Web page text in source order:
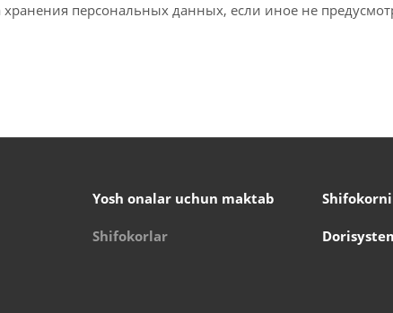
хранения персональных данных, если иное не
Yosh onalar uchun maktab
Shifokorlar